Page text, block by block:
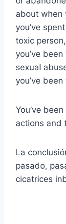
about when
you’ve
toxic
you’ve
sexual
you’ve
You’ve
actions and
La
pasado,
cicatrices